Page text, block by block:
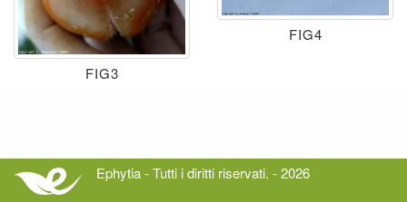
FIG3
FIG4
Ephytia - Tutti i diritti riservati. - 2026